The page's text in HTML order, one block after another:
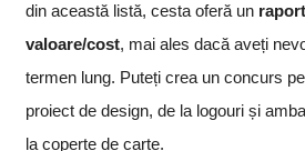
din această listă, cesta oferă un
valoare/cost, mai ales dacă aveți
termen lung. Puteți crea un concurs
proiect de design, de la logouri și
la coperte de carte.